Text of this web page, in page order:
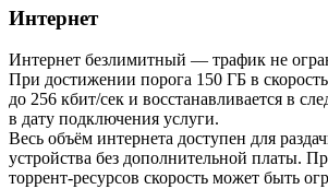
Интернет
Интернет безлимитный — трафик не
При достижении порога 150 ГБ в
до 256 кбит/сек и восстанавливается в
в дату подключения услуги.
Весь объём интернета доступен для
устройства без дополнительной платы.
торрент-ресурсов скорость может быть